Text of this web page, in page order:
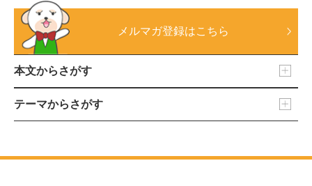
メルマガ登録はこちら
本文からさがす
テーマからさがす